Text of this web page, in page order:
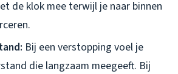
de klok mee terwijl je naar binnen
Bij een verstopping voel je
die langzaam meegeeft. Bij